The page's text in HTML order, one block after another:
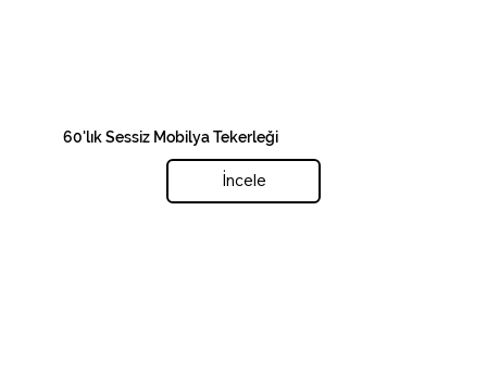
60'lık Sessiz Mobilya Tekerleği
İncele